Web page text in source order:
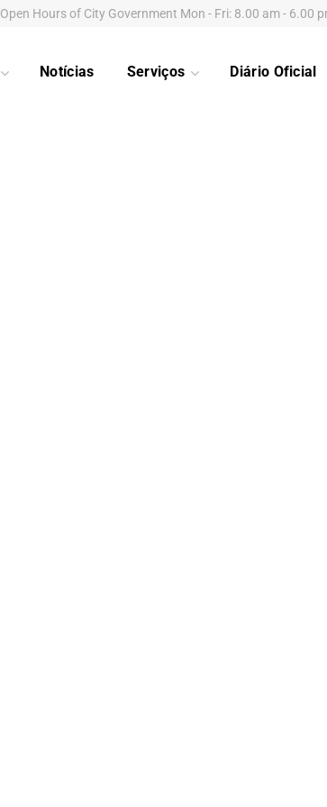
Open Hours of City Government Mon - Fri: 8.00 am - 6.00
Notícias Serviços Diário Oficial